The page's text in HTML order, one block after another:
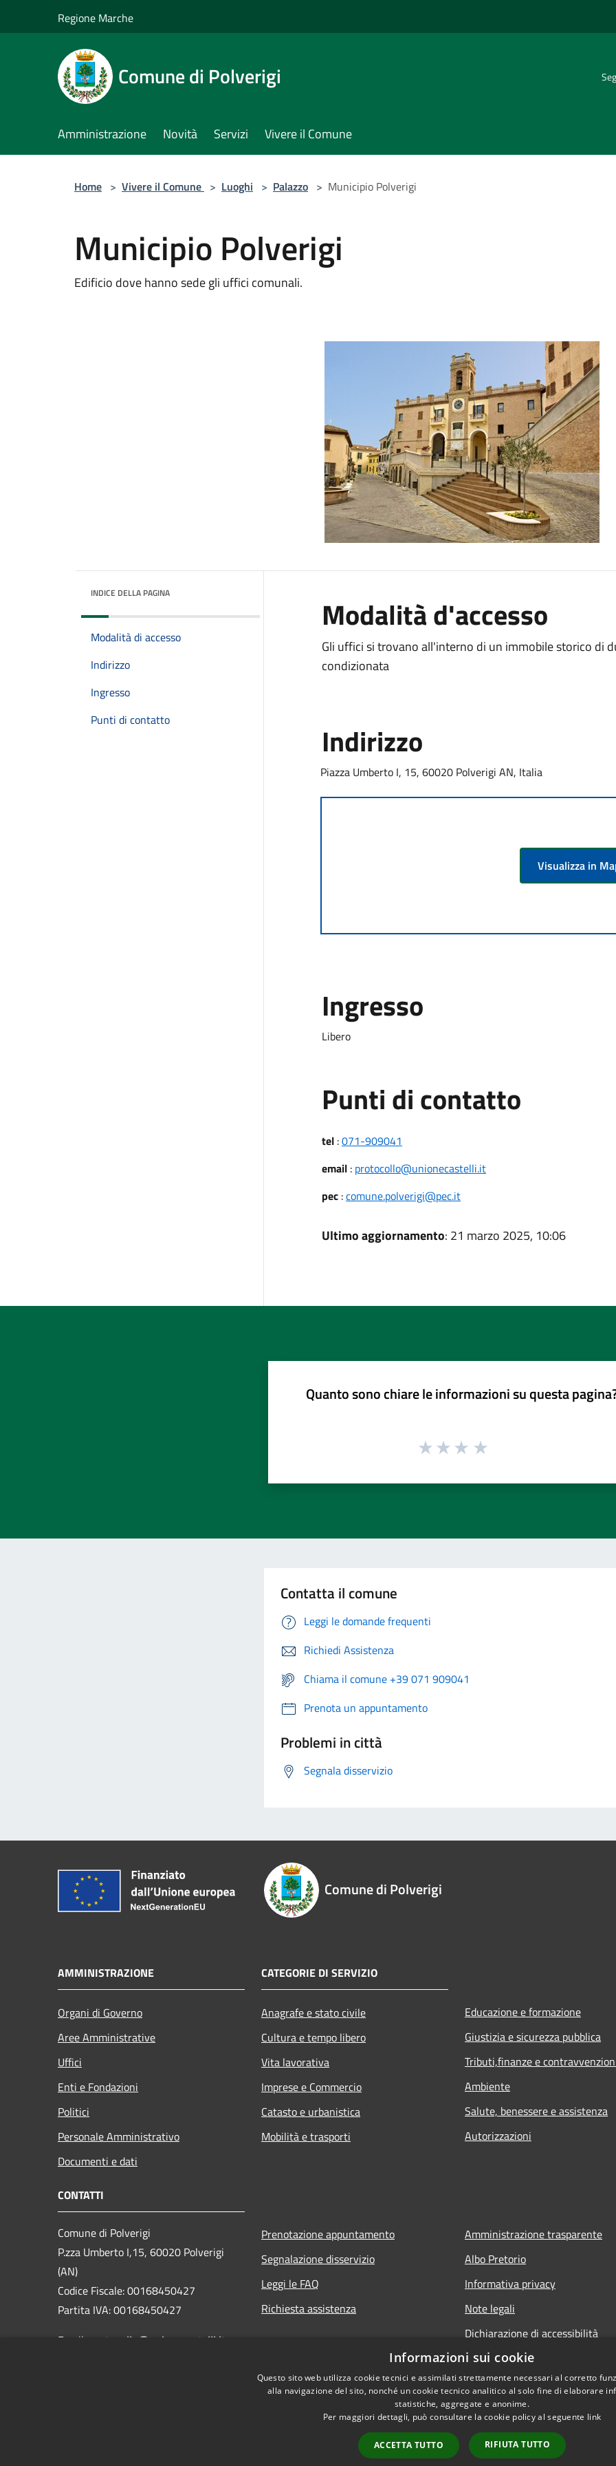
Regione Marche
Comune di Polverigi
Amministrazione Novità Servizi Vivere il Comune
Home > Vivere il Comune > Luoghi > Palazzo > Municipio Polverigi
Municipio Polverigi
Edificio dove hanno sede gli uffici comunali.
INDICE DELLA PAGINA
Modalità di accesso
Indirizzo
Ingresso
Punti di contatto
Modalità d'accesso
Gli uffici si trovano all'interno di un immobile storico di
condizionata
Indirizzo
Piazza Umberto I, 15, 60020 Polverigi AN, Italia
Visualizza in
Ingresso
Libero
Punti di contatto
tel:071-909041
email: protocollo@unionecastelli.it
pec:comune.polverigi@pec.it
Ultimo aggiornamento: 21 marzo 2025, 10:06
Quanto sono chiare le informazioni su questa
Contatta il comune
Leggi le domande frequenti
Richiedi Assistenza
Chiama il comune +39 071 909041
Prenota un appuntamento
Problemi in città
Segnala disservizio
Comune di Polverigi
AMMINISTRAZIONE
Organi di Governo
Aree Amministrative
Uffici
Enti e Fondazioni
Politici
Personale Amministrativo
Documenti e dati
CATEGORIE DI SERVIZIO
Anagrafe e stato civile
Cultura e tempo libero
Vita lavorativa
Imprese e Commercio
Catasto e urbanistica
Mobilità e trasporti
Educazione e formazione
Giustizia e sicurezza pubblica
Tributi,finanze e
Ambiente
Salute, benessere e assistenza
Autorizzazioni
CONTATTI
Comune di Polverigi
P.zza Umberto I,15, 60020 Polverigi
(AN)
Codice Fiscale: 00168450427
Partita IVA: 00168450427
Email:
protocollo@unionecastelli.it
Prenotazione appuntamento
Segnalazione disservizio
Leggi le FAQ
Richiesta assistenza
Amministrazione trasparente
Albo Pretorio
Informativa privacy
Note legali
Dichiarazione di accessibilità
Informazioni sui cookie
Questo sito web utilizza cookie tecnici e assimilati strettamente necessari al corretto
alla navigazione del sito, nonché un cookie tecnico analitico al solo fine di elaborare
statistiche, aggregate e anonime.
Per maggiori dettagli, può consultare la cookie policy al seguente link
ACCETTA TUTTO RIFIUTA TUTTO